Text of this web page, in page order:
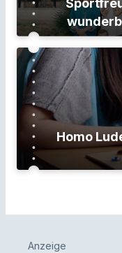
Homo
Anzeige